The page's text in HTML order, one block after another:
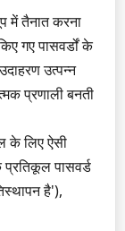
में तैनात करना
गए पासवर्डों के
उत्पन्न
प्रणाली बनती
के लिए ऐसी
पासवर्ड
है'),